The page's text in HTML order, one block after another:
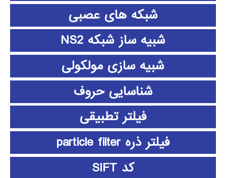
شبکه های عصبی
شبیه ساز شبکه NS2
شبیه سازی مولکولی
شناسایی حروف
فیلتر تطبیقی
فیلتر ذره particle filter
کد SIFT